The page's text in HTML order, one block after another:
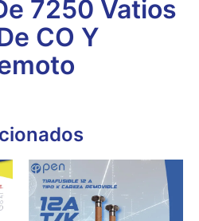
7250 Vatios
CO Y